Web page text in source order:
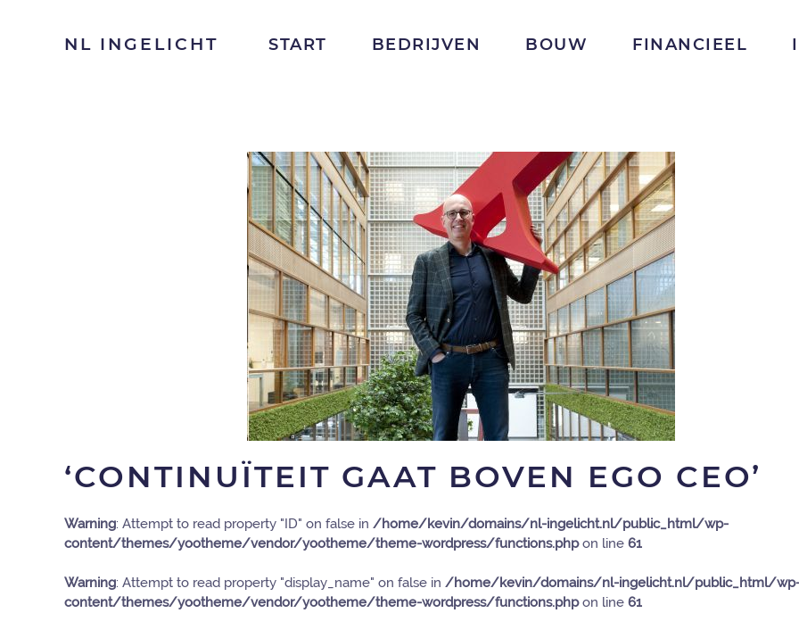
NL INGELICHT START BEDRIJVEN BOUW FINANCIEEL
‘CONTINUÏTEIT GAAT BOVEN EGO CEO’
Warning: Attempt to read property "ID" on false in /home/kevin/domains/nl-ingelicht.nl/public_html/wp-
content/themes/yootheme/vendor/yootheme/theme-wordpress/functions.phpon line 61
Warning: Attempt to read property "display_name" on false in /home/kevin/domains/nl-ingelicht.nl/public_html/
content/themes/yootheme/vendor/yootheme/theme-wordpress/functions.phpon line 61